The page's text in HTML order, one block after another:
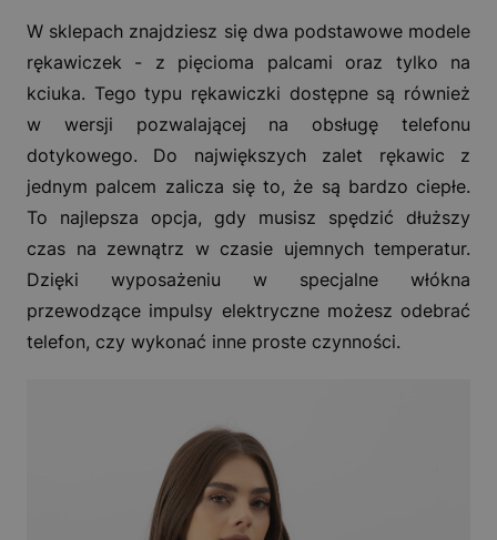
W sklepach znajdziesz się dwa podstawowe modele
rękawiczek - z pięcioma palcami oraz tylko na
kciuka. Tego typu rękawiczki dostępne są również
w wersji pozwalającej na obsługę telefonu
dotykowego. Do największych zalet rękawic z
jednym palcem zalicza się to, że są bardzo ciepłe.
To najlepsza opcja, gdy musisz spędzić dłuższy
czas na zewnątrz w czasie ujemnych temperatur.
Dzięki wyposażeniu w specjalne włókna
przewodzące impulsy elektryczne możesz odebrać
telefon, czy wykonać inne proste czynności.